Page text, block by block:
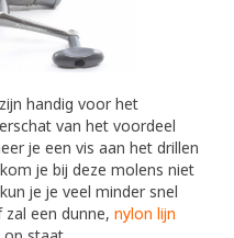
zijn handig voor het
van het voordeel
je een vis aan het drillen
je bij deze molens niet
je je veel minder snel
zal een dunne, nylon lijn